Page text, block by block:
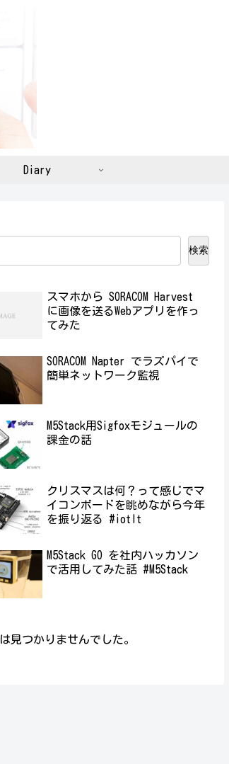
Diary
検索
スマホから SORACOM Harvest
に画像を送るWebアプリを作っ
てみた
SORACOM Napter でラズパイで
簡単ネットワーク監視
M5Stack用Sigfoxモジュールの
課金の話
クリスマスは何？って感じでマ
イコンボードを眺めながら今年
を振り返る #iotlt
M5Stack GO を社内ハッカソン
で活用してみた話 #M5Stack
見つかりませんでした。